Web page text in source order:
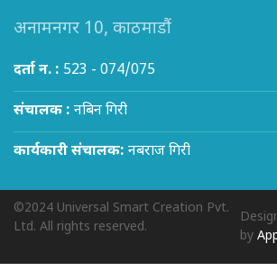
अनामनगर 10, काठमाडौं
दर्ता न. : 523 - 074/075
संचालक : नबिन गिरी
कार्यकारी संचालक: नबराज गिरी
©2024 Universal Smart Creation Pvt.
Ltd. All rights reserved.
by